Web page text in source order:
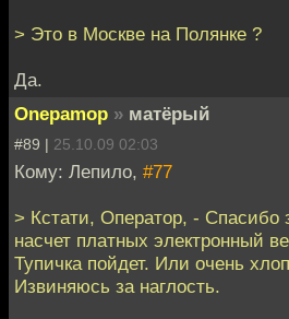
> Это в Москве на Полянке ?
Да.
Onepamop » матёрый
#89 | 25.10.09 02:03
Кому: Лепило, #77
> Кстати, Оператор, - Спасибо
насчет платных электронный
Тупичка пойдет. Или очень
Извиняюсь за наглость.